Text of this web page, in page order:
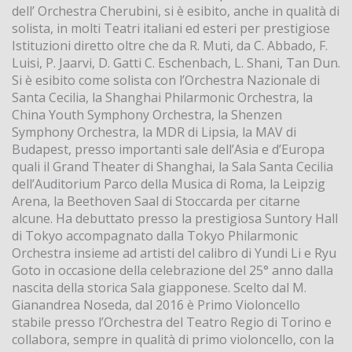
dell’ Orchestra Cherubini, si è esibito, anche in qualità di
solista, in molti Teatri italiani ed esteri per prestigiose
Istituzioni diretto oltre che da R. Muti, da C. Abbado, F.
Luisi, P. Jaarvi, D. Gatti C. Eschenbach, L. Shani, Tan Dun.
Si è esibito come solista con l’Orchestra Nazionale di
Santa Cecilia, la Shanghai Philarmonic Orchestra, la
China Youth Symphony Orchestra, la Shenzen
Symphony Orchestra, la MDR di Lipsia, la MAV di
Budapest, presso importanti sale dell’Asia e d’Europa
quali il Grand Theater di Shanghai, la Sala Santa Cecilia
dell’Auditorium Parco della Musica di Roma, la Leipzig
Arena, la Beethoven Saal di Stoccarda per citarne
alcune. Ha debuttato presso la prestigiosa Suntory Hall
di Tokyo accompagnato dalla Tokyo Philarmonic
Orchestra insieme ad artisti del calibro di Yundi Li e Ryu
Goto in occasione della celebrazione del 25° anno dalla
nascita della storica Sala giapponese. Scelto dal M.
Gianandrea Noseda, dal 2016 è Primo Violoncello
stabile presso l’Orchestra del Teatro Regio di Torino e
collabora, sempre in qualità di primo violoncello, con la